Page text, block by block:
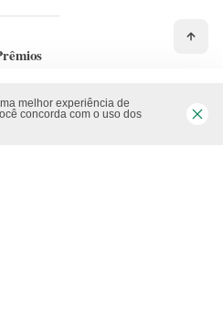
melhor experiência de
concorda com o uso dos